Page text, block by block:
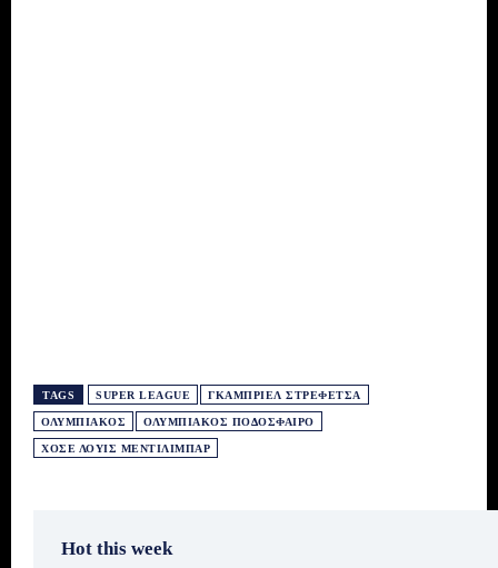
TAGS SUPER LEAGUE ΓΚΑΜΠΡΙΈΛ ΣΤΡΕΦΈΤΣΑ
ΟΛΥΜΠΙΑΚΌΣ ΟΛΥΜΠΙΑΚΌΣ ΠΟΔΌΣΦΑΙΡΟ
ΧΟΣΈ ΛΟΥΊΣ ΜΕΝΤΙΛΊΜΠΑΡ
Hot this week